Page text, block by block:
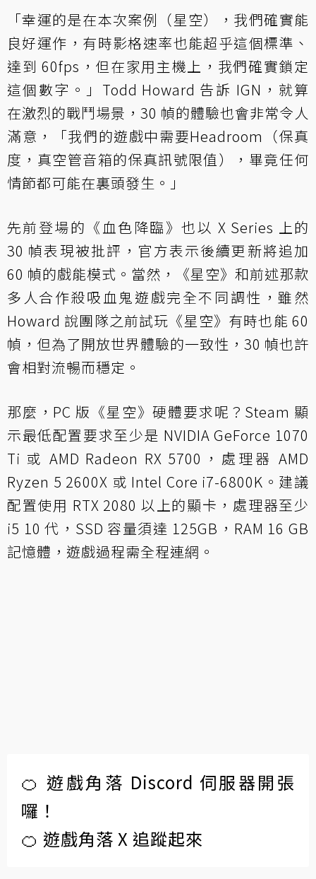
「幸運的是在本次案例（星空），我們確實能
良好運作，有時影格速率也能超乎這個標準、
達到 60fps，但在家用主機上，我們確實鎖定
這個數字。」Todd Howard 告訴 IGN，就算
在激烈的戰鬥場景，30 幀的體驗也會非常令人
滿意，「我們的遊戲中需要Headroom（保真
度，真空管音箱的保真訊號限值），畢竟任何
情節都可能在裏頭發生。」
先前登場的《血色降臨》也以 X Series 上的
30 幀表現被批評，官方表示後續更新將追加
60 幀的戲能模式。當然，《星空》和前述那款
多人合作殺吸血鬼遊戲完全不同調性，雖然
Howard 說團隊之前試玩《星空》有時也能 60
幀，但為了開放世界體驗的一致性，30 幀也許
會相對流暢而穩定。
那麼，PC 版《星空》硬體要求呢？Steam 顯
示最低配置要求至少是 NVIDIA GeForce 1070
Ti 或 AMD Radeon RX 5700，處理器 AMD
Ryzen 5 2600X 或 Intel Core i7-6800K。建議
配置使用 RTX 2080 以上的顯卡，處理器至少
i5 10 代，SSD 容量須達 125GB，RAM 16 GB
記憶體，遊戲過程需全程連網。
🍊 遊戲角落 Discord 伺服器開張
囉！
🍊 遊戲角落 X 追蹤起來